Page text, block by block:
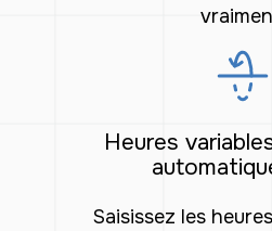
Heures
Saisissez les